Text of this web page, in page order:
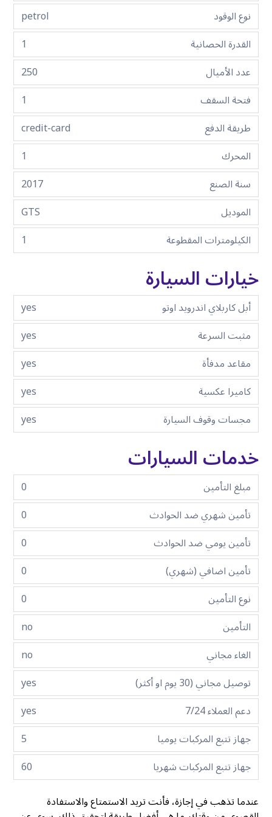
نوع الوقود
petrol
القدرة الحصانية
1
عدد الأميال
250
فتحة السقف
1
طريقة الدفع
credit-card
المحرك
1
سنة الصنع
2017
الموديل
GTS
الكيلومترات المقطوعة
1
خيارات السيارة
أبل كاربلاي اندرويد اوتو
yes
مثبت السرعة
yes
مقاعد مدفأة
yes
كاميرا عكسية
yes
مجسات وقوف السيارة
yes
خدمات السيارات
مبلغ التأمين
0
تأمين شهري ضد الحوادث
0
تأمين يومي ضد الحوادث
0
تأمين اضافي (شهري)
0
نوع التأمين
0
التأمين
no
الغاء مجاني
no
توصيل مجاني (30 يوم او أكثر)
yes
دعم العملاء 7/24
yes
جهاز تتبع المركبات يوميا
5
جهاز تتبع المركبات شهريا
60
عندما تذهب في إجازة، فأنت تريد الاستمتاع والاستفادة